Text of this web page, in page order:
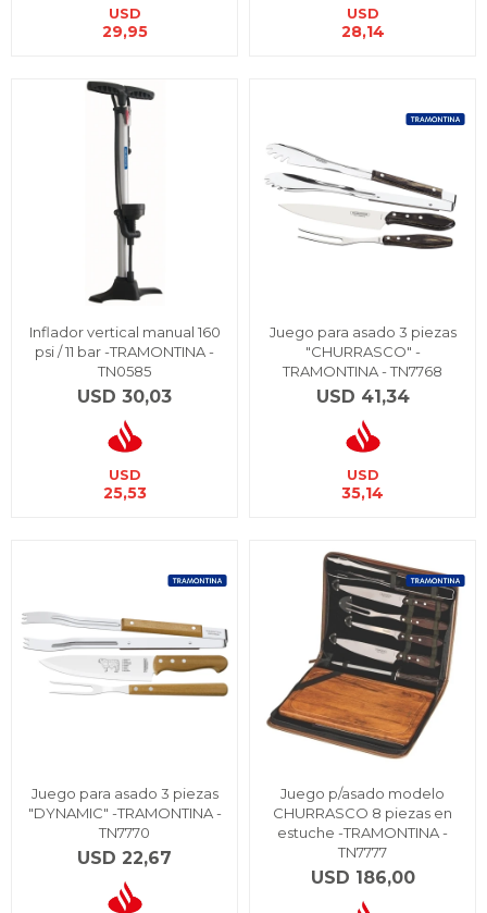
USD
29,95
USD
28,14
Inflador vertical manual 160
psi / 11 bar -TRAMONTINA -
TN0585
USD 30,03
USD
25,53
Juego para asado 3 piezas
"CHURRASCO" -
TRAMONTINA - TN7768
USD 41,34
USD
35,14
Juego para asado 3 piezas
"DYNAMIC" -TRAMONTINA -
TN7770
USD 22,67
Juego p/asado modelo
CHURRASCO 8 piezas en
estuche -TRAMONTINA -
TN7777
USD 186,00